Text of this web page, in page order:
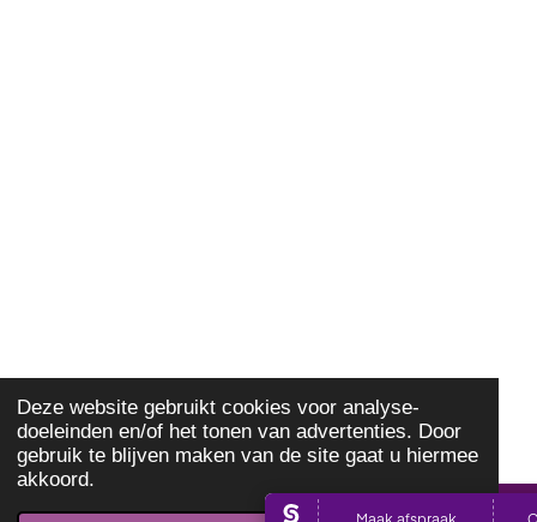
Deze website gebruikt cookies voor analyse-
doeleinden en/of het tonen van advertenties. Door
gebruik te blijven maken van de site gaat u hiermee
akkoord.